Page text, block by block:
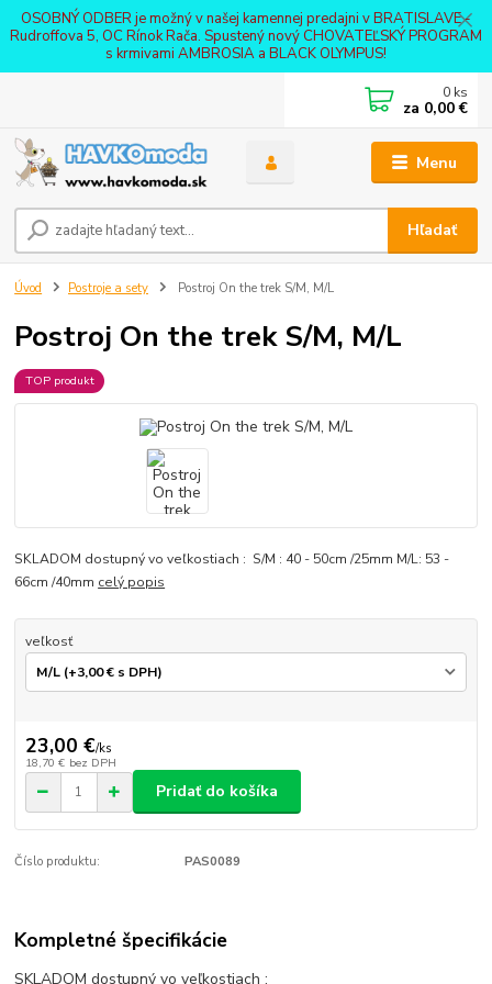
OSOBNÝ ODBER je možný v našej kamennej predajni v BRATISLAVE -
Rudroffova 5, OC Rínok Rača. Spustený nový CHOVATEĽSKÝ PROGRAM
s krmivami AMBROSIA a BLACK OLYMPUS!
Menu
Hľadať
0 ks
za 0,00 €
Úvod Postroje a sety Postroj On the trek S/M, M/L
Postroj On the trek S/M, M/L
TOP produkt
SKLADOM dostupný vo veľkostiach : S/M : 40 - 50cm /25mm M/L: 53 -
66cm /40mm celý popis
veľkosť
23,00 €/ks
18,70 € bez DPH
Pridať do košíka
Číslo produktu: PAS0089
Kompletné špecifikácie
SKLADOM dostupný vo veľkostiach :